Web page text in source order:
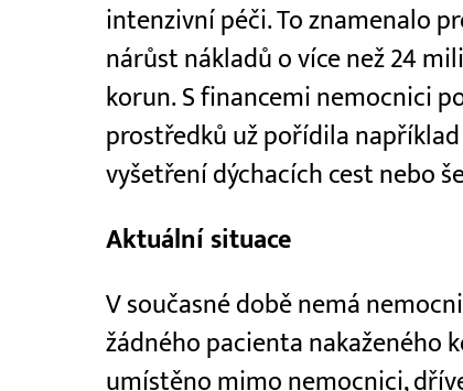
intenzivní péči. To znamenalo
nárůst nákladů o více než 24
korun. S financemi nemocnici
prostředků už pořídila
vyšetření dýchacích cest nebo
Aktuální situace
V současné době nemá
žádného pacienta nakaženého
umístěno mimo nemocnici,